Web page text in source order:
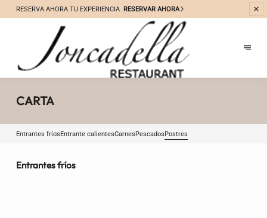
RESERVA AHORA TU EXPERIENCIA RESERVAR AHORA
CARTA
Entrantes fríosEntrante calientesCarnesPescadosPostres
Entrantes fríos